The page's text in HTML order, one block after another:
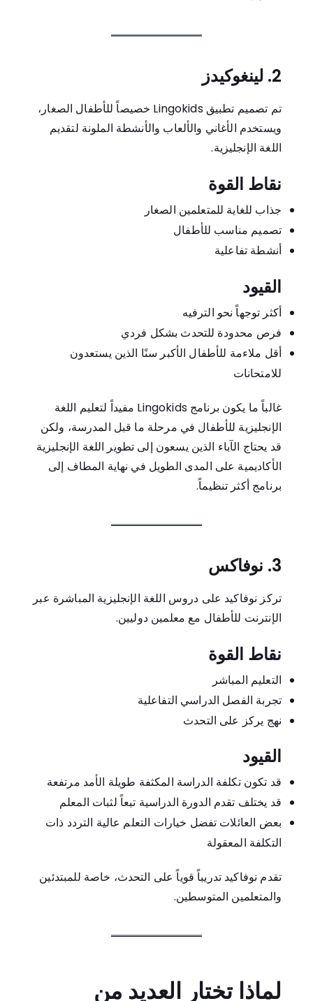
2. لينغوكيدز
تم تصميم تطبيق Lingokids خصيصاً للأطفال الصغار،
ويستخدم الأغاني والألعاب والأنشطة الملونة لتقديم
اللغة الإنجليزية.
نقاط القوة
جذاب للغاية للمتعلمين الصغار
تصميم مناسب للأطفال
أنشطة تفاعلية
القيود
أكثر توجهاً نحو الترفيه
فرص محدودة للتحدث بشكل فردي
أقل ملاءمة للأطفال الأكبر سنًا الذين يستعدون
للامتحانات
غالباً ما يكون برنامج Lingokids مفيداً لتعليم اللغة
الإنجليزية للأطفال في مرحلة ما قبل المدرسة، ولكن
قد يحتاج الآباء الذين يسعون إلى تطوير اللغة الإنجليزية
الأكاديمية على المدى الطويل في نهاية المطاف إلى
برنامج أكثر تنظيماً.
3. نوفاكس
تركز نوفاكيد على دروس اللغة الإنجليزية المباشرة عبر
الإنترنت للأطفال مع معلمين دوليين.
نقاط القوة
التعليم المباشر
تجربة الفصل الدراسي التفاعلية
نهج يركز على التحدث
القيود
قد تكون تكلفة الدراسة المكثفة طويلة الأمد مرتفعة
قد يختلف تقدم الدورة الدراسية تبعاً لثبات المعلم
بعض العائلات تفضل خيارات التعلم عالية التردد ذات
التكلفة المعقولة
تقدم نوفاكيد تدريباً قوياً على التحدث، خاصة للمبتدئين
والمتعلمين المتوسطين.
لماذا تختار العديد من